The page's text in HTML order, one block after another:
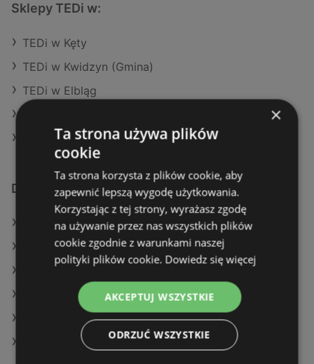
Sklepy TEDi w:
TEDi w Kęty
TEDi w Kwidzyn (Gmina)
TEDi w Elbląg
TEDi w Wieruszów
Dodatkowe łącza
Oferty TEDi
Oferty Maxi Zoo
Oferty Pepco
Aktualne gazetki Maxi Zoo
Aktualne gazetki Pepco
Sklepy TEDi w Międzyzdroje
×
Ta strona używa plików
cookie
Ta strona korzysta z plików cookie, aby
zapewnić lepszą wygodę użytkowania.
Korzystając z tej strony, wyrażasz zgodę
na używanie przez nas wszystkich plików
cookie zgodnie z warunkami naszej
polityki plików cookie. Dowiedz się więcej
AKCEPTUJ WSZYSTKIE
ODRZUĆ WSZYSTKIE